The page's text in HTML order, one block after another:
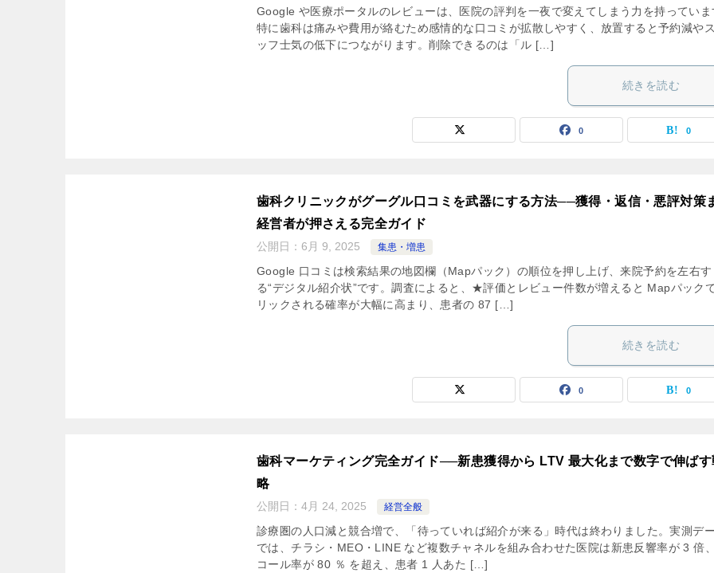
Google や医療ポータルのレビューは、医院の評判を一夜で変えてしまう力を持っていま
特に歯科は痛みや費用が絡むため感情的な口コミが拡散しやすく、放置すると予約減や
ッフ士気の低下につながります。削除できるのは「ル […]
続きを読む
0 0
歯科クリニックがグーグル口コミを武器にする方法──獲得・返信・悪評対策
経営者が押さえる完全ガイド
公開日： 6月 9, 2025 集患・増患
Google 口コミは検索結果の地図欄（Mapパック）の順位を押し上げ、来院予約を左右す
る“デジタル紹介状”です。調査によると、★評価とレビュー件数が増えると Mapパック
リックされる確率が大幅に高まり、患者の 87 […]
続きを読む
0 0
歯科マーケティング完全ガイド──新患獲得から LTV 最大化まで数字で伸ばす
略
公開日： 4月 24, 2025 経営全般
診療圏の人口減と競合増で、「待っていれば紹介が来る」時代は終わりました。実測デ
では、チラシ・MEO・LINE など複数チャネルを組み合わせた医院は新患反響率が 3 倍
コール率が 80 ％ を超え、患者 1 人あた […]